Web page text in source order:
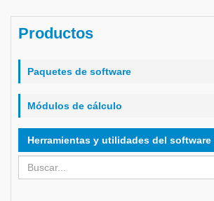
Productos
Paquetes de software
Módulos de cálculo
Herramientas y utilidades del software